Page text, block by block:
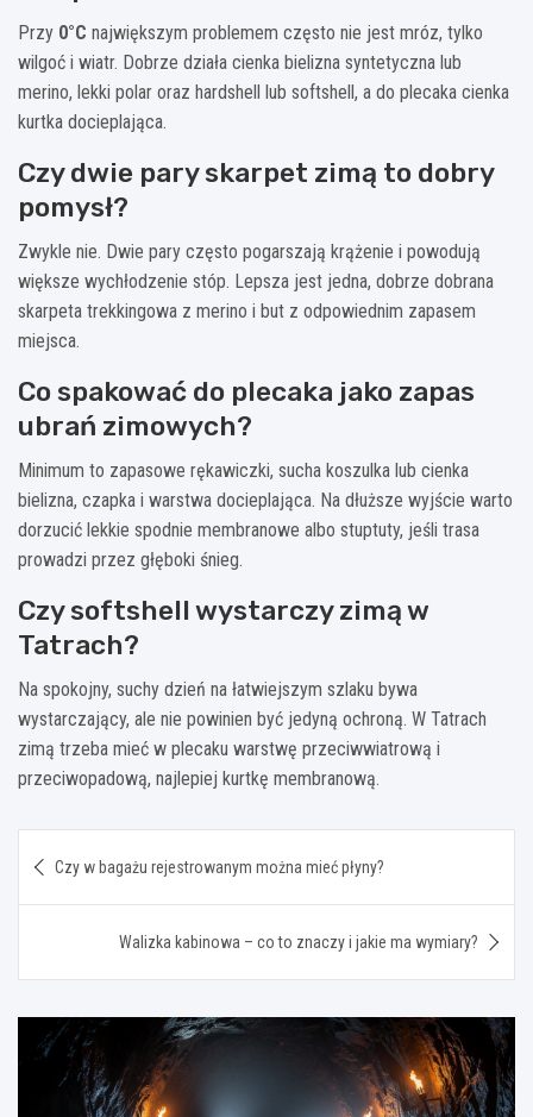
Przy 0°C największym problemem często nie jest mróz, tylko
wilgoć i wiatr. Dobrze działa cienka bielizna syntetyczna lub
merino, lekki polar oraz hardshell lub softshell, a do plecaka cienka
kurtka docieplająca.
Czy dwie pary skarpet zimą to dobry
pomysł?
Zwykle nie. Dwie pary często pogarszają krążenie i powodują
większe wychłodzenie stóp. Lepsza jest jedna, dobrze dobrana
skarpeta trekkingowa z merino i but z odpowiednim zapasem
miejsca.
Co spakować do plecaka jako zapas
ubrań zimowych?
Minimum to zapasowe rękawiczki, sucha koszulka lub cienka
bielizna, czapka i warstwa docieplająca. Na dłuższe wyjście warto
dorzucić lekkie spodnie membranowe albo stuptuty, jeśli trasa
prowadzi przez głęboki śnieg.
Czy softshell wystarczy zimą w
Tatrach?
Na spokojny, suchy dzień na łatwiejszym szlaku bywa
wystarczający, ale nie powinien być jedyną ochroną. W Tatrach
zimą trzeba mieć w plecaku warstwę przeciwwiatrową i
przeciwopadową, najlepiej kurtkę membranową.
wpisu
Czy w bagażu rejestrowanym można mieć płyny?
Walizka kabinowa – co to znaczy i jakie ma wymiary?